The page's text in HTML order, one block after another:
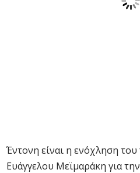
Έντονη είναι η ενόχληση
Ευάγγελου Μεϊμαράκη για